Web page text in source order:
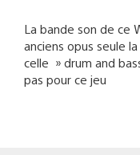
La bande son de ce
anciens opus seule
celle » drum and
pas pour ce jeu